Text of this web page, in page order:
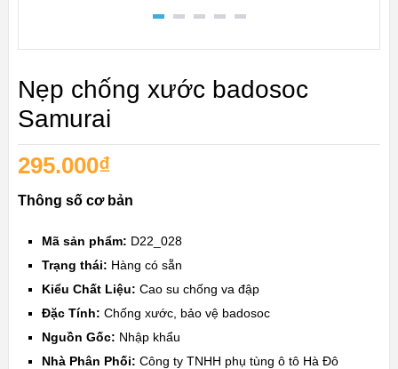
Nẹp chống xước badosoc
Samurai
295.000₫
Thông số cơ bản
Mã sản phẩm: D22_028
Trạng thái: Hàng có sẵn
Kiểu Chất Liệu: Cao su chống va đập
Đặc Tính: Chống xước, bảo vệ badosoc
Nguồn Gốc: Nhập khẩu
Nhà Phân Phối: Công ty TNHH phụ tùng ô tô Hà Đô